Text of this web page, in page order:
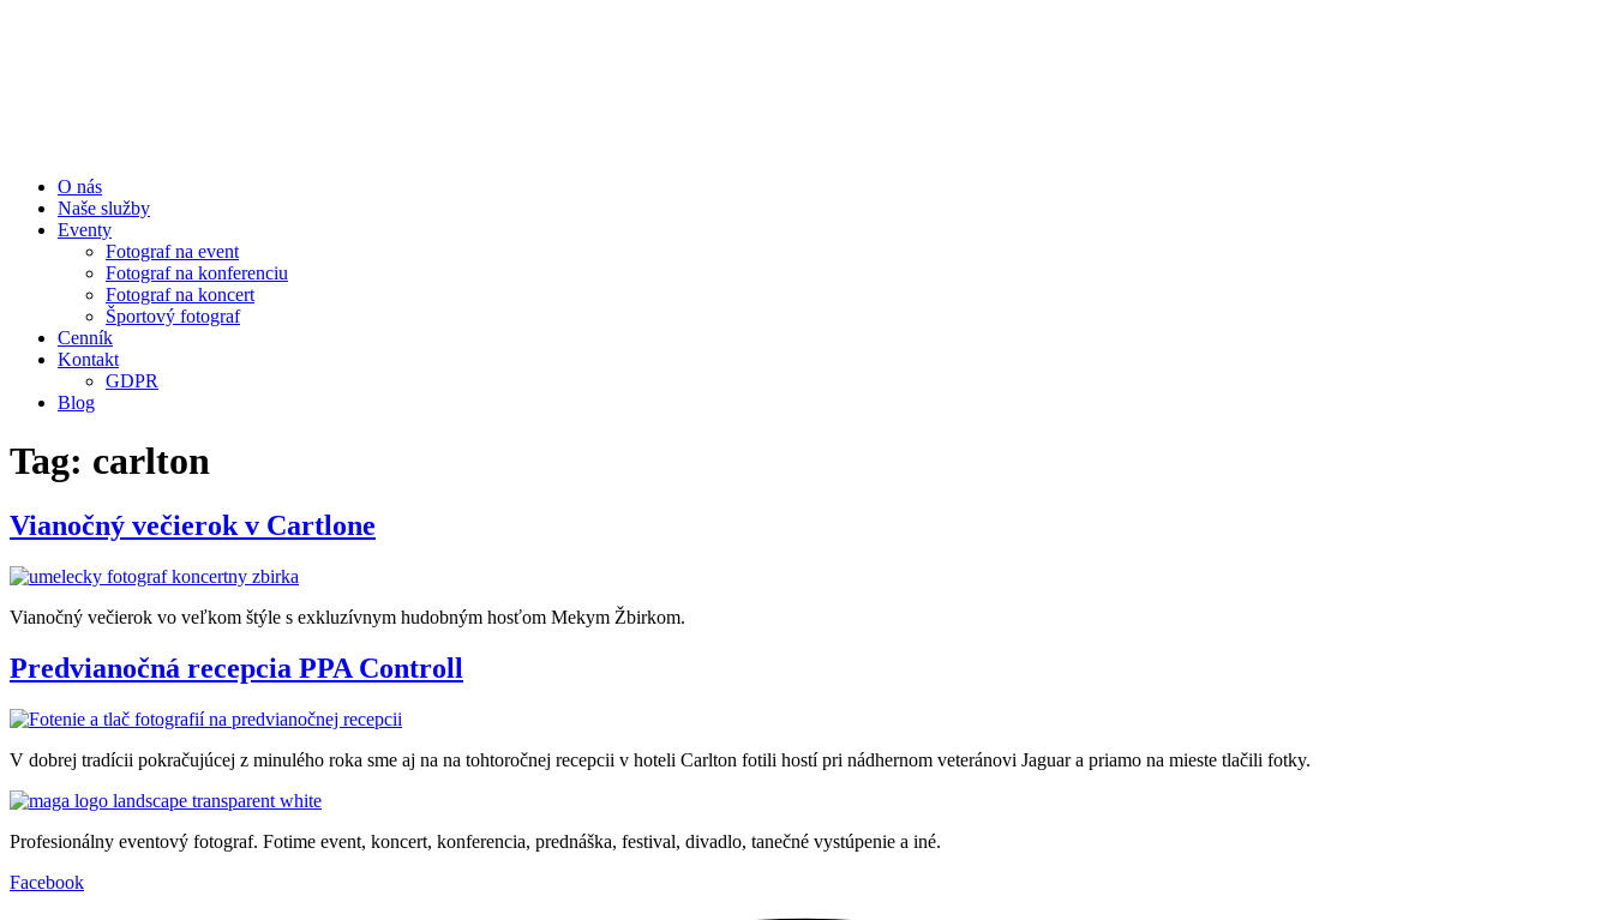
O nás
Naše služby
Eventy
Fotograf na event
Fotograf na konferenciu
Fotograf na koncert
Športový fotograf
Cenník
Kontakt
GDPR
Blog
Tag: carlton
Vianočný večierok v Cartlone
Vianočný večierok vo veľkom štýle s exkluzívnym hudobným hosťom Mekym Žbirkom.
Predvianočná recepcia PPA Controll
V dobrej tradícii pokračujúcej z minulého roka sme aj na na tohtoročnej recepcii v hoteli Carlton fotili hostí pri nádhernom veteránovi Jaguar a priamo na mieste tlačili fotky.
Profesionálny eventový fotograf. Fotime event, koncert, konferencia, prednáška, festival, divadlo, tanečné vystúpenie a iné.
Facebook